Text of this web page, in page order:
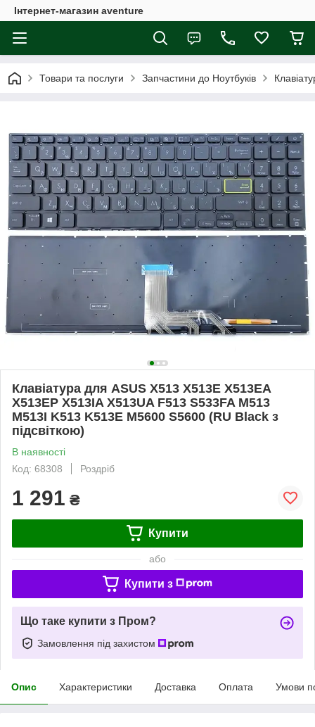
Інтернет-магазин aventure
Товари та послуги Запчастини до Ноутбуків
Клавіатура для ASUS X513 X513E X513EA
X513EP X513IA X513UA F513 S533FA M513
M513I K513 K513E M5600 S5600 (RU Black з
підсвіткою)
В наявності
Код: 68308
Роздріб
1 291 ₴
Купити
або
Купити з
Що таке купити з Пром?
Замовлення під захистом
Опис Характеристики Доставка Оплата Умови